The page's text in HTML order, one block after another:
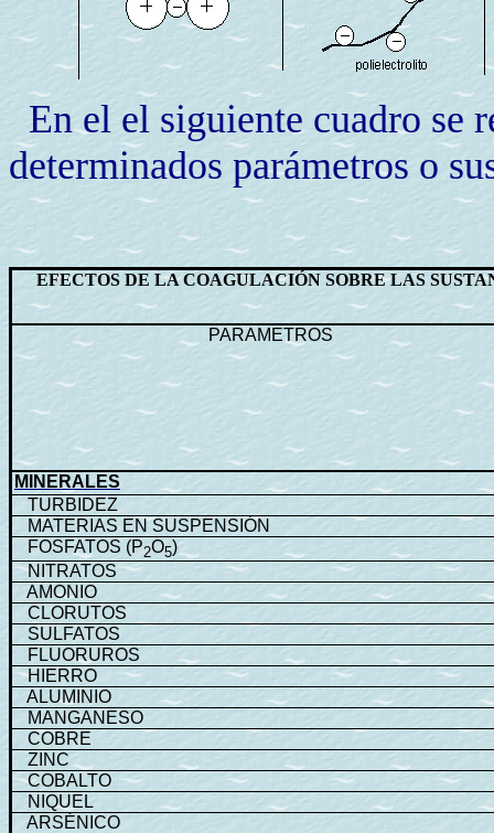
En elel siguiente cuadro se
determinados parámetros o
EFECTOS DE LA COAGULACIÓN SOBRE LAS
PARAMETROS
MINERALES
TURBIDEZ
MATERIAS EN SUSPENSIÓN
FOSFATOS (P2O5)
NITRATOS
AMONIO
CLORUTOS
SULFATOS
FLUORUROS
HIERRO
ALUMINIO
MANGANESO
COBRE
ZINC
COBALTO
NIQUEL
ARSÉNICO